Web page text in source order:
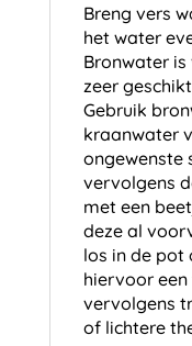
Breng vers
het water
Bronwater
zeer
Gebruik
kraanwater
ongewenste
vervolgens
met een
deze al
los in de pot
hiervoor
vervolgens
of lichtere